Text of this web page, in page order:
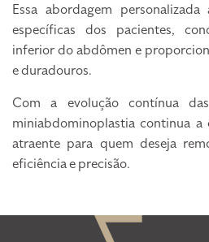
Essa abordagem personalizada
específicas dos pacientes,
inferior do abdômen e
e duradouros.
Com a evolução contínua
miniabdominoplastia continua
atraente para quem deseja
eficiência e precisão.